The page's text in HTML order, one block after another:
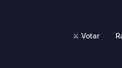
⚔️ Votar